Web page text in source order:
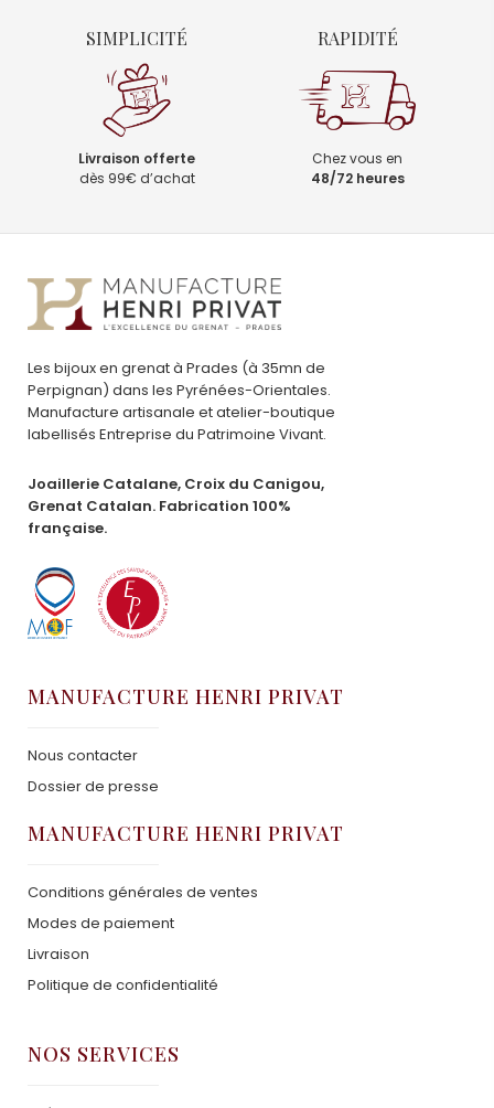
SIMPLICITÉ
Livraison offerte
dès 99€ d’achat
RAPIDITÉ
Chez vous en
48/72 heures
Les bijoux en grenat à Prades (à 35mn de
Perpignan) dans les Pyrénées-Orientales.
Manufacture artisanale et atelier-boutique
labellisés Entreprise du Patrimoine Vivant.
Joaillerie Catalane, Croix du Canigou,
Grenat Catalan. Fabrication 100%
française.
MANUFACTURE HENRI PRIVAT
Nous contacter
Dossier de presse
MANUFACTURE HENRI PRIVAT
Conditions générales de ventes
Modes de paiement
Livraison
Politique de confidentialité
NOS SERVICES